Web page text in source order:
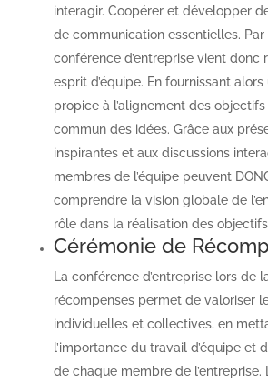
interagir. Coopérer et développer
de communication essentielles. Par
conférence d’entreprise vient donc
esprit d’équipe. En fournissant
propice à l’alignement des
commun des idées. Grâce aux
inspirantes et aux discussions
membres de l’équipe peuvent
comprendre la vision globale de
rôle dans la réalisation des
Cérémonie de
La conférence d’entreprise lors de
récompenses permet de valoriser
individuelles et collectives, en
l’importance du travail d’équipe et
de chaque membre de l’entreprise.